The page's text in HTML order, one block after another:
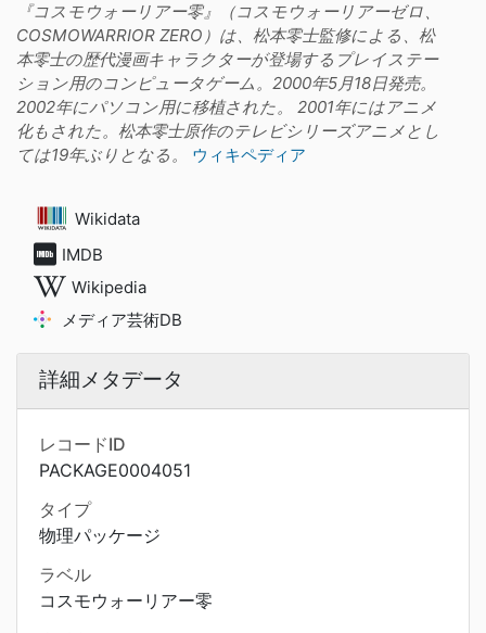
『コスモウォーリアー零』（コスモウォーリアーゼロ、
COSMOWARRIOR ZERO）は、松本零士監修による、松
本零士の歴代漫画キャラクターが登場するプレイステー
ション用のコンピュータゲーム。2000年5月18日発売。
2002年にパソコン用に移植された。 2001年にはアニメ
化もされた。松本零士原作のテレビシリーズアニメとし
ては19年ぶりとなる。
ウィキペディア
Wikidata
IMDB
Wikipedia
メディア芸術DB
詳細メタデータ
レコードID
PACKAGE0004051
タイプ
物理パッケージ
ラベル
コスモウォーリアー零